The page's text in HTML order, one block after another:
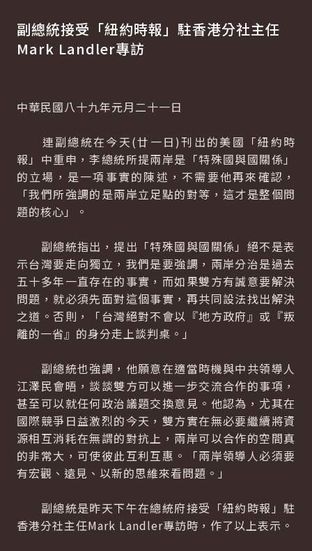
副總統接受「紐約時報」駐香港分社主任
Mark Landler專訪
中華民國八十九年元月二十一日
連副總統在今天(廿一日)刊出的美國「紐約時
報」中重申，李總統所提兩岸是「特殊國與國關係」
的立場，是一項事實的陳述，不需要他再來確認，
「我們所強調的是兩岸立足點的對等，這才是整個問
題的核心」。
副總統指出，提出「特殊國與國關係」絕不是表
示台灣要走向獨立，我們是要強調，兩岸分治是過去
五十多年一直存在的事實，而如果雙方有誠意要解決
問題，就必須先面對這個事實，再共同設法找出解決
之道。否則，「台灣絕對不會以『地方政府』或『叛
離的一省』的身分走上談判桌。」
副總統也強調，他願意在適當時機與中共領導人
江澤民會晤，談談雙方可以進一步交流合作的事項，
甚至可以就任何政治議題交換意見。他認為，尤其在
國際競爭日益激烈的今天，雙方實在無必要繼續將資
源相互消耗在無謂的對抗上，兩岸可以合作的空間真
的非常大，可使彼此互利互惠。「兩岸領導人必須要
有宏觀、遠見、以新的思維來看問題。」
副總統是昨天下午在總統府接受「紐約時報」駐
香港分社主任Mark Landler專訪時，作了以上表示。